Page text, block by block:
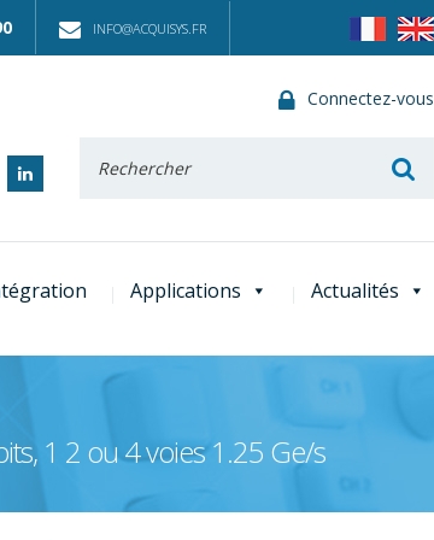
Applications Actualités
INFO@ACQUISYS.FR
Connectez-vous
1 2 ou 4 voies 1.25 Ge/s